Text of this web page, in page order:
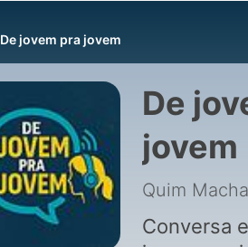
De jovem pra jovem
De
jovem
Quim
Conversa